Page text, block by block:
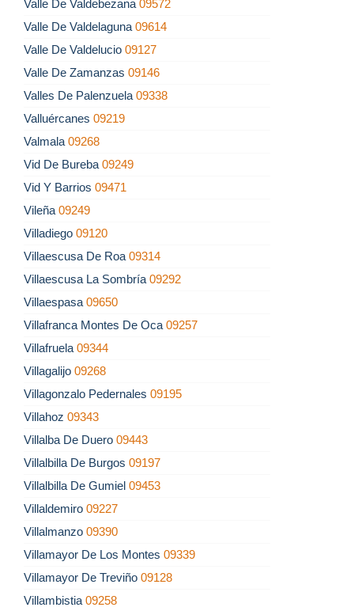
Valle De Valdebezana 09572
Valle De Valdelaguna 09614
Valle De Valdelucio 09127
Valle De Zamanzas 09146
Valles De Palenzuela 09338
Valluércanes 09219
Valmala 09268
Vid De Bureba 09249
Vid Y Barrios 09471
Vileña 09249
Villadiego 09120
Villaescusa De Roa 09314
Villaescusa La Sombría 09292
Villaespasa 09650
Villafranca Montes De Oca 09257
Villafruela 09344
Villagalijo 09268
Villagonzalo Pedernales 09195
Villahoz 09343
Villalba De Duero 09443
Villalbilla De Burgos 09197
Villalbilla De Gumiel 09453
Villaldemiro 09227
Villalmanzo 09390
Villamayor De Los Montes 09339
Villamayor De Treviño 09128
Villambistia 09258